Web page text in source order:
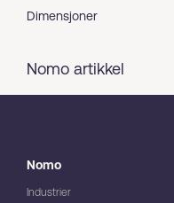
Dimensjoner
Nomo artikkel
Nomo
Industrier